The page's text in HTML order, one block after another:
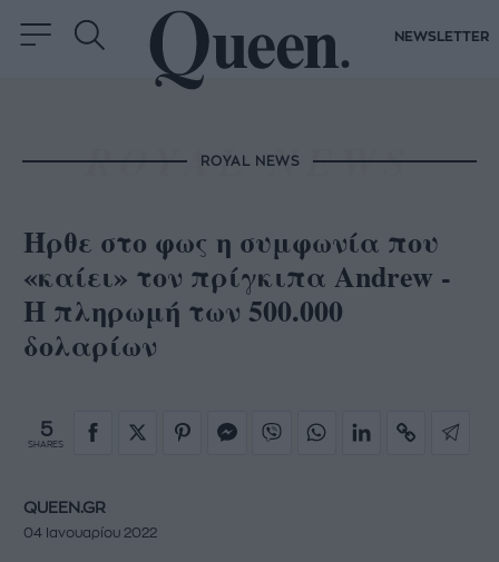
NEWSLETTER
ROYAL NEWS
Ήρθε στο φως η συμφωνία που
«καίει» τον πρίγκιπα Andrew -
Η πληρωμή των 500.000
δολαρίων
5
SHARES
QUEEN.GR
04 Ιανουαρίου 2022